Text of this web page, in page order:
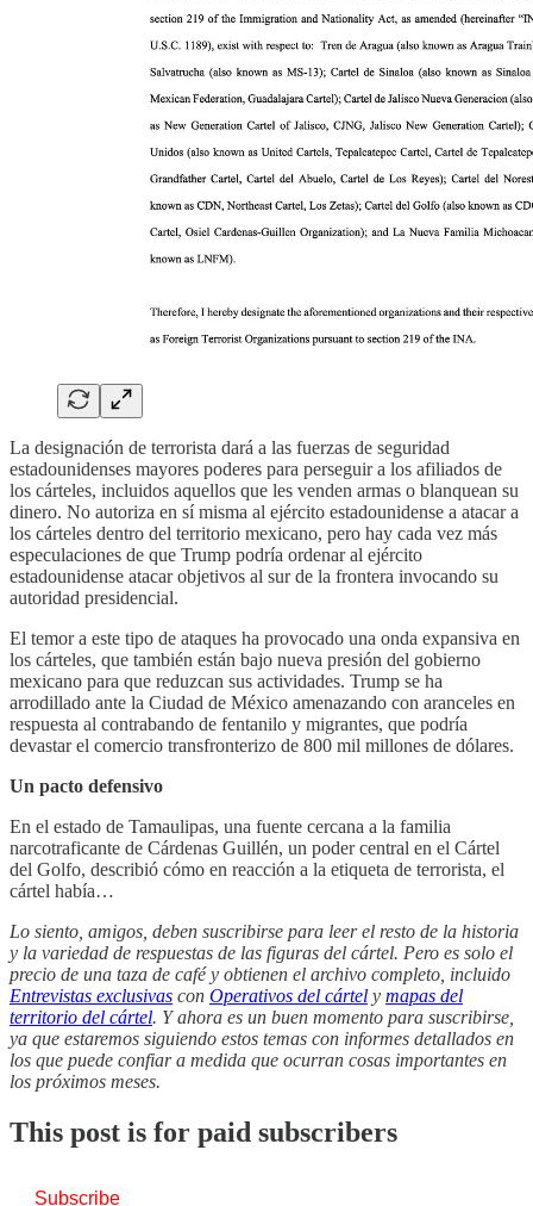
La designación de terrorista dará a las fuerzas de seguridad
estadounidenses mayores poderes para perseguir a los afiliados de
los cárteles, incluidos aquellos que les venden armas o blanquean su
dinero. No autoriza en sí misma al ejército estadounidense a atacar a
los cárteles dentro del territorio mexicano, pero hay cada vez más
especulaciones de que Trump podría ordenar al ejército
estadounidense atacar objetivos al sur de la frontera invocando su
autoridad presidencial.
El temor a este tipo de ataques ha provocado una onda expansiva en
los cárteles, que también están bajo nueva presión del gobierno
mexicano para que reduzcan sus actividades. Trump se ha
arrodillado ante la Ciudad de México amenazando con aranceles en
respuesta al contrabando de fentanilo y migrantes, que podría
devastar el comercio transfronterizo de 800 mil millones de dólares.
Un pacto defensivo
En el estado de Tamaulipas, una fuente cercana a la familia
narcotraficante de Cárdenas Guillén, un poder central en el Cártel
del Golfo, describió cómo en reacción a la etiqueta de terrorista, el
cártel había…
Lo siento, amigos, deben suscribirse para leer el resto de la historia
y la variedad de respuestas de las figuras del cártel. Pero es solo el
precio de una taza de café y obtienen el archivo completo, incluido
Entrevistas exclusivas con Operativos del cártel y mapas del
territorio del cártel. Y ahora es un buen momento para suscribirse,
ya que estaremos siguiendo estos temas con informes detallados en
los que puede confiar a medida que ocurran cosas importantes en
los próximos meses.
This post is for paid subscribers
Subscribe